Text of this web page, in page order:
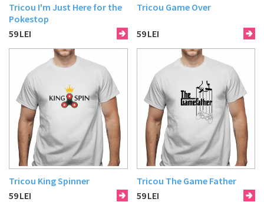
Tricou I'm Just Here for the
Pokestop
59LEI
Tricou Game Over
59LEI
Tricou King Spinner
59LEI
Tricou The Game Father
59LEI